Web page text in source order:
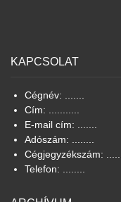
KAPCSOLAT
Cégnév: .......
Cím: ...........
E-mail cím: .......
Adószám: ........
Cégjegyzékszám: .......
Telefon: ........